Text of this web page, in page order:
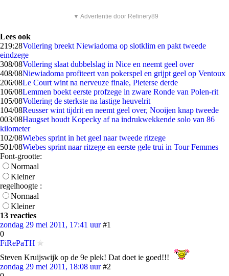
▼ Advertentie door Refinery89
Lees ook
219:28Vollering breekt Niewiadoma op slotklim en pakt tweede
eindzege
308/08Vollering slaat dubbelslag in Nice en neemt geel over
408/08Niewiadoma profiteert van pokerspel en grijpt geel op Ventoux
206/08Le Court wint na nerveuze finale, Pieterse derde
106/08Lemmen boekt eerste profzege in zware Ronde van Polen-rit
105/08Vollering de sterkste na lastige heuvelrit
104/08Reusser wint tijdrit en neemt geel over, Nooijen knap tweede
003/08Haugset houdt Kopecky af na indrukwekkende solo van 86
kilometer
102/08Wiebes sprint in het geel naar tweede ritzege
501/08Wiebes sprint naar ritzege en eerste gele trui in Tour Femmes
Font-grootte:
Normaal
Kleiner
regelhoogte :
Normaal
Kleiner
13 reacties
zondag 29 mei 2011, 17:41 uur #1
0
FiRePaTH
Steven Kruijswijk op de 9e plek! Dat doet ie goed!!!
zondag 29 mei 2011, 18:08 uur #2